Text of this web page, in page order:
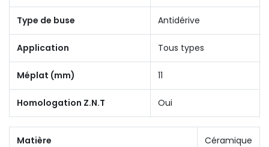
Type de buse Antidérive
Application Tous types
Méplat (mm) 11
Homologation Z.N.T Oui
Matière Céramique